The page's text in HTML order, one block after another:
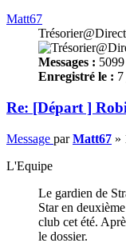
Matt67
Messages : 5099
Enregistré le :
Re: [Départ ]
Message parMatt67 »
L'Equipe
Le gardien de
Star en
club cet été.
le dossier.